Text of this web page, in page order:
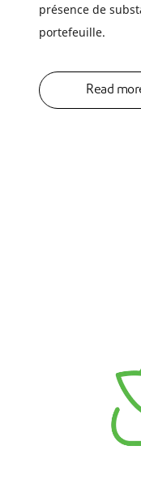
présence de
portefeuille.
Read